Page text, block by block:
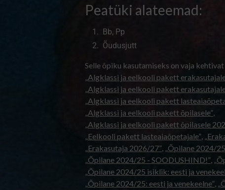
Peatüki alateemad:
Bb, Pp
Õudusjutt
Selle õpiku kasutamiseks on vaja
„Algklassi ja eelkooli pakett
„Algklassi ja eelkooli pakett
„Algklassi ja eelkooli pakett
„Algklassi ja eelkooli pakett õpilasele”,
„Algklassi ja eelkooli pakett õpilasele
„Eelkooli pakett lasteaiaõpetajale”,
„Erakasutaja 2026/27”, „Õpilane 2024/
„Õpilane 2024/25 - SOODUSHIND!”,
„Õpilane 2024/25 isiklik: eesti ja
„Õpilane 2024/25: eesti ja venekeelne”,